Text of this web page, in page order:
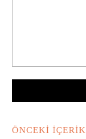
ÖNCEKI İÇERIK